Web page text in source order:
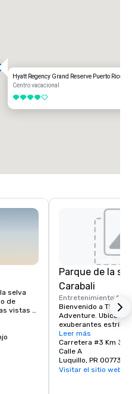
Hyatt Regency Grand Reserve Puerto Rico
Centro vacacional
4 de 5
selva
de
vistas
con
Parque de la
Carabali
Entretenimiento 4 mi
Bienvenido a The
Adventure. Ubicado
exuberantes
tropical nacional El
cristalinas del
Rainforest
lleno de acción y un
favorito en Puerto
Leer más
Carretera #3 Km
Calle A
Luquillo, PR 00773
Visitar el sitio web